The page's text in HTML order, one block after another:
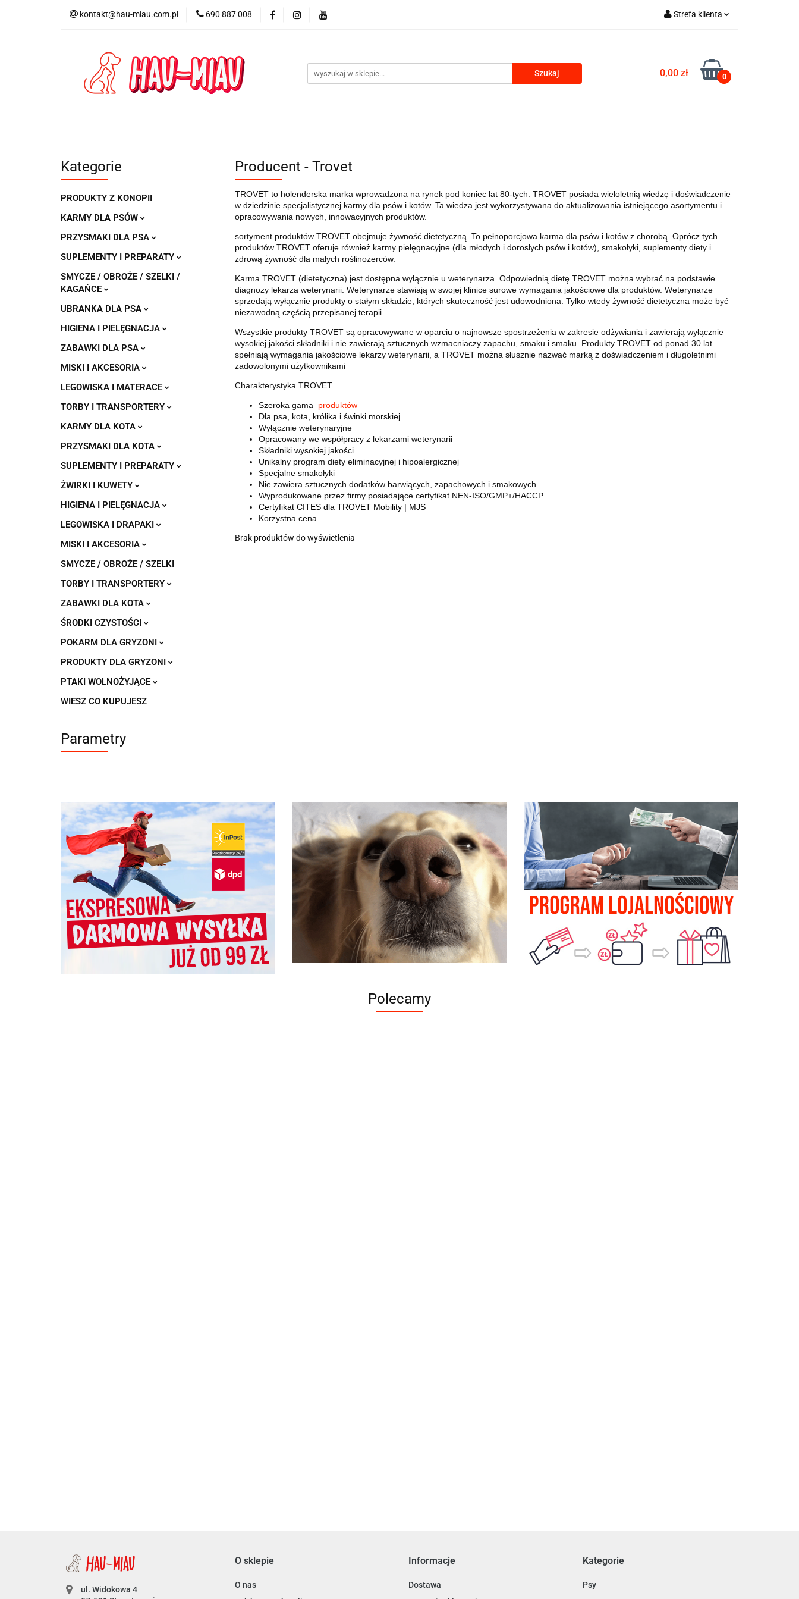
kontakt@hau-miau.com.pl 690 887 008 Strefa klienta
Zarejestruj się
Dodaj zgłoszenie
0,00 zł 0
PRODUCENCI / MARKI DLA PSA
PRODUKTY DO DOMU PRODUKTY Z KONOPII SKLEP ROKU
Kategorie
PRODUKTY Z KONOPII
KARMY DLA PSÓW
PRZYSMAKI DLA PSA
SUPLEMENTY I PREPARATY
SMYCZE / OBROŻE / SZELKI /
KAGAŃCE
UBRANKA DLA PSA
HIGIENA I PIELĘGNACJA
ZABAWKI DLA PSA
MISKI I AKCESORIA
LEGOWISKA I MATERACE
TORBY I TRANSPORTERY
KARMY DLA KOTA
PRZYSMAKI DLA KOTA
SUPLEMENTY I PREPARATY
ŻWIRKI I KUWETY
HIGIENA I PIELĘGNACJA
LEGOWISKA I DRAPAKI
MISKI I AKCESORIA
SMYCZE / OBROŻE / SZELKI
TORBY I TRANSPORTERY
ZABAWKI DLA KOTA
ŚRODKI CZYSTOŚCI
POKARM DLA GRYZONI
PRODUKTY DLA GRYZONI
PTAKI WOLNOŻYJĄCE
WIESZ CO KUPUJESZ
Parametry
Producent - Trovet
TROVET to holenderska marka wprowadzona na rynek pod koniec lat 80-tych. TROVET posiada wieloletnią wiedzę i doświadczenie
w dziedzinie specjalistycznej karmy dla psów i kotów. Ta wiedza jest wykorzystywana do aktualizowania istniejącego asortymentu i
opracowywania nowych, innowacyjnych produktów.
sortyment produktów TROVET obejmuje żywność dietetyczną. To pełnoporcjowa karma dla psów i kotów z chorobą. Oprócz tych
produktów TROVET oferuje również karmy pielęgnacyjne (dla młodych i dorosłych psów i kotów), smakołyki, suplementy diety i
zdrową żywność dla małych roślinożerców.
Karma TROVET (dietetyczna) jest dostępna wyłącznie u weterynarza. Odpowiednią dietę TROVET można wybrać na podstawie
diagnozy lekarza weterynarii. Weterynarze stawiają w swojej klinice surowe wymagania jakościowe dla produktów. Weterynarze
sprzedają wyłącznie produkty o stałym składzie, których skuteczność jest udowodniona. Tylko wtedy żywność dietetyczna może być
niezawodną częścią przepisanej terapii.
Wszystkie produkty TROVET są opracowywane w oparciu o najnowsze spostrzeżenia w zakresie odżywiania i zawierają wyłącznie
wysokiej jakości składniki i nie zawierają sztucznych wzmacniaczy zapachu, smaku i smaku. Produkty TROVET od ponad 30 lat
spełniają wymagania jakościowe lekarzy weterynarii, a TROVET można słusznie nazwać marką z doświadczeniem i długoletnimi
zadowolonymi użytkownikami
Charakterystyka TROVET
Szeroka gama produktów
Dla psa, kota, królika i świnki morskiej
Wyłącznie weterynaryjne
Opracowany we współpracy z lekarzami weterynarii
Składniki wysokiej jakości
Unikalny program diety eliminacyjnej i hipoalergicznej
Specjalne smakołyki
Nie zawiera sztucznych dodatków barwiących, zapachowych i smakowych
Wyprodukowane przez firmy posiadające certyfikat NEN-ISO/GMP+/HACCP
Certyfikat CITES dla TROVET Mobility | MJS
Korzystna cena
Brak produktów do wyświetlenia
Polecamy
ul. Widokowa 4
O sklepie
O nas
Informacje
Dostawa
Kategorie
Psy